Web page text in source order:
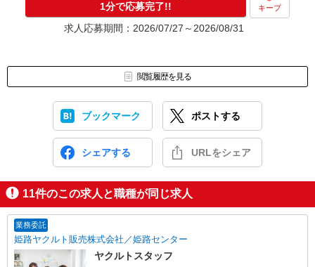
1分で応募完了!! キープ
求人応募期間：2026/07/27～2026/08/31
閲覧履歴を見る
ブックマーク ポストする
シェアする URLをシェア
11件のこの求人と職種が同じ求人
業務委託
姫路ヤクルト販売株式会社／姫路センター
ヤクルトスタッフ